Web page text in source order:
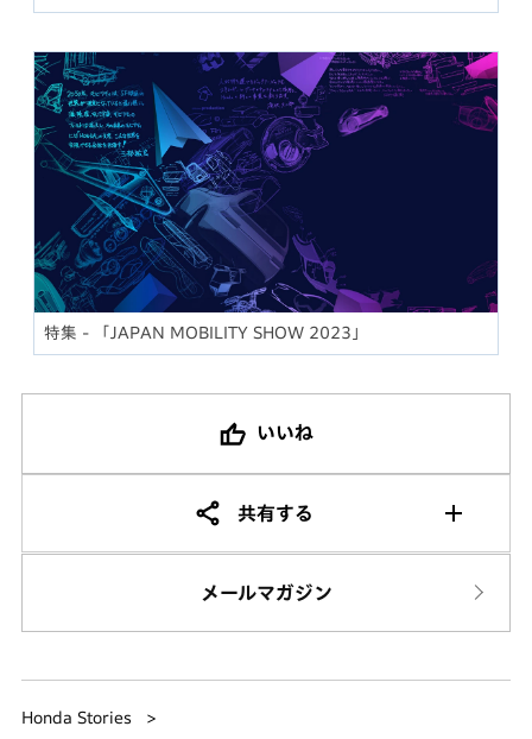
特集 - 「JAPAN MOBILITY SHOW 2023」
いいね
共有する
メールマガジン
Honda Stories